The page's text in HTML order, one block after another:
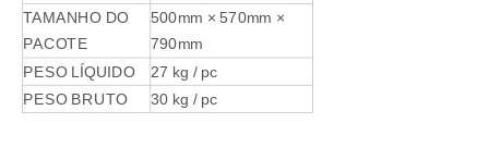
TAMANHO DO
PACOTE
500mm × 570mm ×
790mm
PESO LÍQUIDO
27 kg / pc
PESO BRUTO 30 kg / pc